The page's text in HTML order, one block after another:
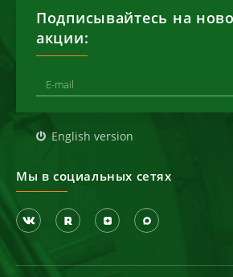
Подписывайтесь на
акции:
English version
Мы в социальных сетях